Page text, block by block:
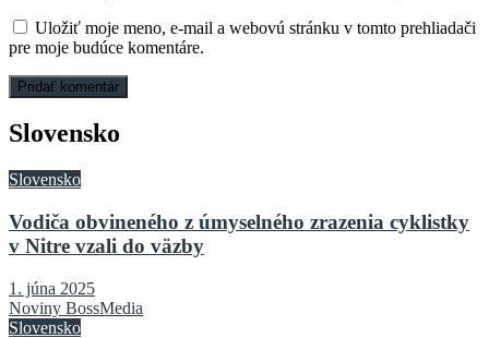
Uložiť moje meno, e-mail a webovú stránku v tomto prehliadači
pre moje budúce komentáre.
Slovensko
Slovensko
Vodiča obvineného z úmyselného zrazenia cyklistky
v Nitre vzali do väzby
1. júna 2025
Noviny BossMedia
Slovensko